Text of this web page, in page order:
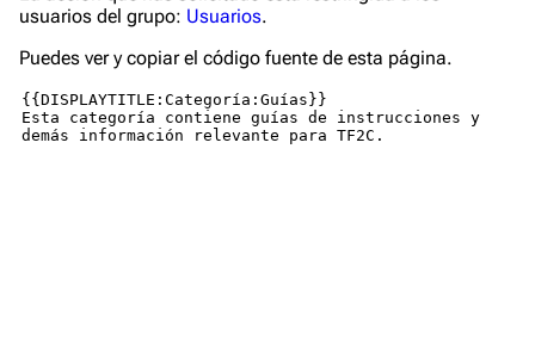
usuarios del grupo: Usuarios.
Puedes ver y copiar el código fuente de esta página.